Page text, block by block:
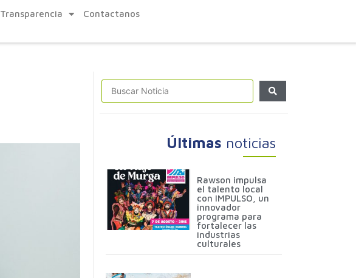
Transparencia Contactanos
Últimas noticias
Rawson impulsa
el talento local
con IMPULSO, un
innovador
programa para
fortalecer las
industrias
culturales